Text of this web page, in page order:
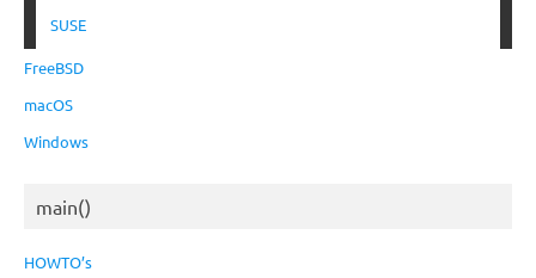
SUSE
FreeBSD
macOS
Windows
main()
HOWTO’s